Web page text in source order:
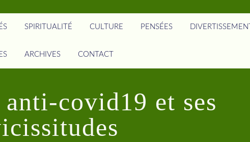
SPIRITUALITÉ CULTURE PENSÉES DIVERTISSEMENT
ARCHIVES CONTACT
covid19 et ses